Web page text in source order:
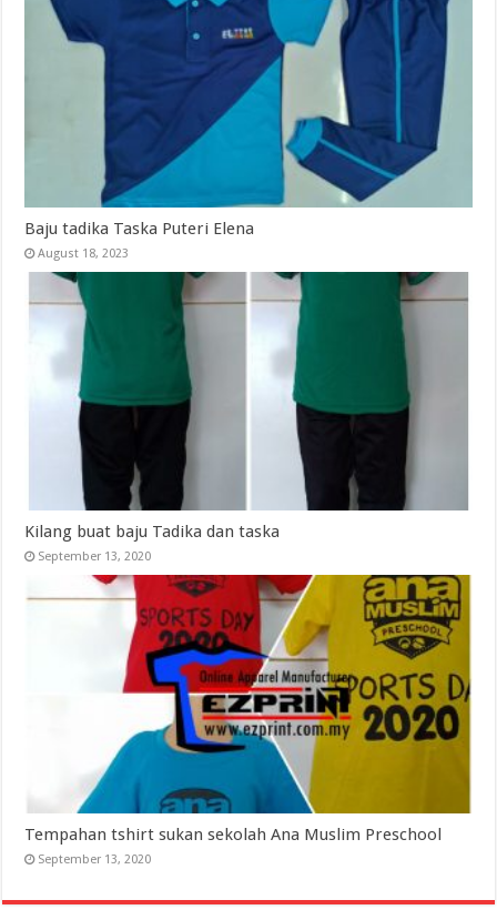
Baju tadika Taska Puteri Elena
August 18, 2023
Kilang buat baju Tadika dan taska
September 13, 2020
Tempahan tshirt sukan sekolah Ana Muslim Preschool
September 13, 2020